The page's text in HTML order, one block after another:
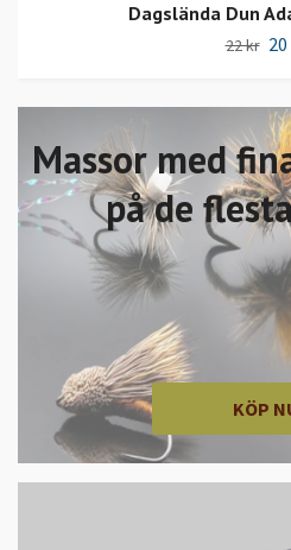
Massor med
på de
KÖP
Dagslända Dun
22 kr